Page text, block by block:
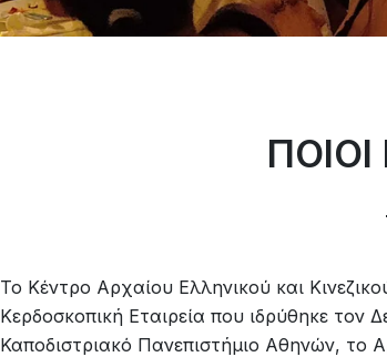
Το Κέντρο Αρχαίου Ελληνικού και
Κερδοσκοπική Εταιρεία που ιδρύθηκε τον
Καποδιστριακό Πανεπιστήμιο Αθηνών, το